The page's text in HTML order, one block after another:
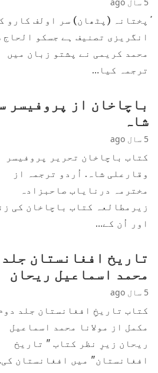
ٔٔپختانہ (پٹھان) سر اولف کارو
انگریزی تصنیف ہے جسکو الحاج
محمد کریمی نے پشتو زبان میں
ترجمہ کیا…
باچاخان از پروفیسر
شاہ
5 سال ago
کتاب باچاخان تحریر پروفیسر
وقارعلی شاہ. اُردو ترجمہ از
مخترمہ درنایاب صاحبزادہ
زیرمطالعہ کتاب باچاخان کی
اور اُن کے…
تاریخ افغانستان جلد
محمد اسماعیل ریحان
5 سال ago
کتاب تاریخِ افغانستان جلد
مکمل از مولانا محمد اسماعیل
ریحان زیرِ نظر کتاب " تاریخ
افغانستان" میں افغانستان